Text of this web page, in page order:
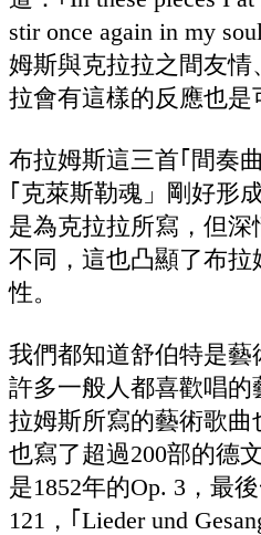
stir once again in my
姆斯與克拉拉之間友
拉會有這樣的反應也是
布拉姆斯這三首｢間奏
｢克萊斯勒魂」剛好形
是為克拉拉所寫，但
不同，這也凸顯了布拉
性。
我們都知道舒伯特是藝
許多一般人都喜歡唱
拉姆斯所寫的藝術歌曲
也寫了超過200部的德
是1852年的Op. 3，最
121，｢Lieder und